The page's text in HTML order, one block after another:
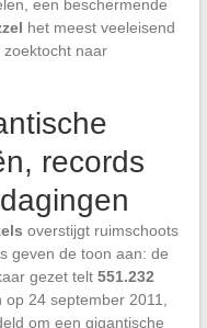
een beschermende
het meest veeleisend
naar
records
overstijgt ruimschoots
geven de toon aan: de
gezet telt 551.232
24 september 2011,
om een gigantische